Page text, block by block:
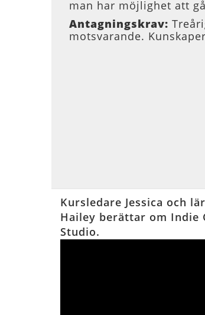
man har möjlighet att
Antagningskrav:
motsvarande.
Kursledare Jessica och
Hailey berättar om Indie
Studio.